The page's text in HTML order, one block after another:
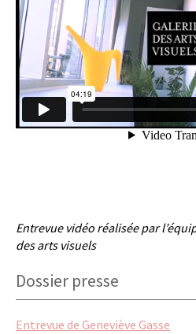
Entrevue vidéo réalisée par
des arts visuels
Dossier presse
Entrevue de Geneviève Gasse